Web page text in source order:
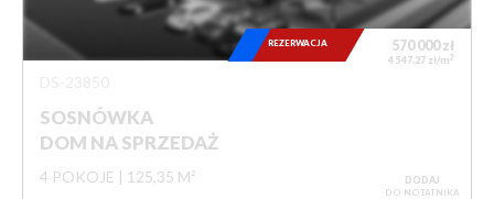
SOSNÓWKA
DOM NA SPRZEDAŻ
4 POKOJE 125,35 M²
570 000zł
4 547,27 zł/m2
REZERWACJA
DODAJ
DO NOTATNIKA